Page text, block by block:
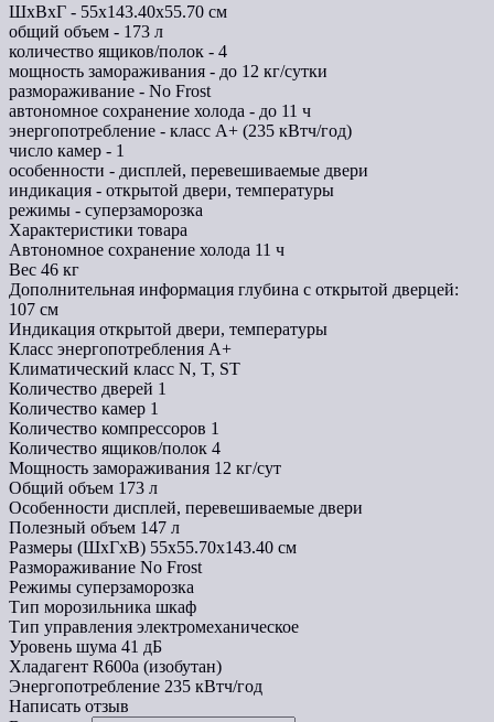
ШхВхГ - 55х143.40х55.70 см
общий объем - 173 л
количество ящиков/полок - 4
мощность замораживания - до 12 кг/сутки
размораживание - No Frost
автономное сохранение холода - до 11 ч
энергопотребление - класс A+ (235 кВтч/год)
число камер - 1
особенности - дисплей, перевешиваемые двери
индикация - открытой двери, температуры
режимы - суперзаморозка
Характеристики товара
Автономное сохранение холода 11 ч
Вес 46 кг
Дополнительная информация глубина с открытой дверцей:
107 см
Индикация открытой двери, температуры
Класс энергопотребления A+
Климатический класс N, T, ST
Количество дверей 1
Количество камер 1
Количество компрессоров 1
Количество ящиков/полок 4
Мощность замораживания 12 кг/сут
Общий объем 173 л
Особенности дисплей, перевешиваемые двери
Полезный объем 147 л
Размеры (ШхГхВ) 55х55.70х143.40 см
Размораживание No Frost
Режимы суперзаморозка
Тип морозильника шкаф
Тип управления электромеханическое
Уровень шума 41 дБ
Хладагент R600a (изобутан)
Энергопотребление 235 кВтч/год
Написать отзыв